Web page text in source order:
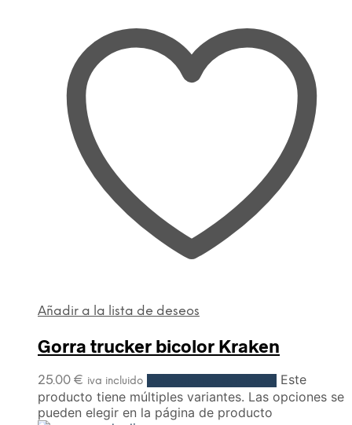
Añadir a la lista de deseos
Gorra trucker bicolor Kraken
25.00 € iva incluido
Este
producto tiene múltiples variantes. Las opciones se
pueden elegir en la página de producto